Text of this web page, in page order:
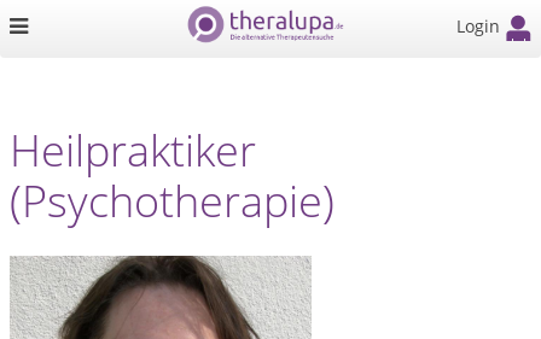
Login
Heilpraktiker
(Psychotherapie)